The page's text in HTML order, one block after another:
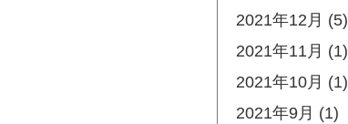
2021年12月 (5)
2021年11月 (1)
2021年10月 (1)
2021年9月 (1)